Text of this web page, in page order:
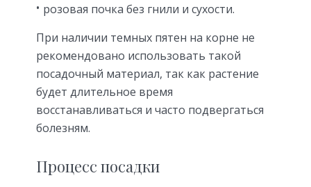
розовая почка без гнили и сухости.
При наличии темных пятен на корне не
рекомендовано использовать такой
посадочный материал, так как растение
будет длительное время
восстанавливаться и часто подвергаться
болезням.
Процесс посадки